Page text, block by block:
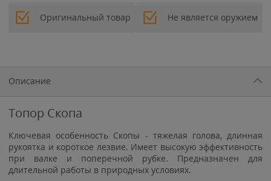
Оригинальный товар Не является оружием
Описание
Топор Скопа
Ключевая особенность Скопы - тяжелая голова, длинная
рукоятка и короткое лезвие. Имеет высокую эффективность
при валке и поперечной рубке. Предназначен для
длительной работы в природных условиях.